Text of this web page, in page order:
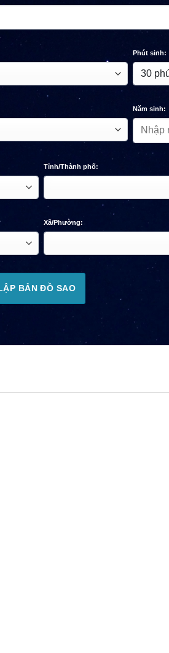
Phút sinh:
Năm sinh:
Tỉnh/Thành phố:
Xã/Phường:
BẢN ĐỒ SAO